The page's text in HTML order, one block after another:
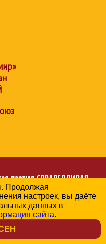
партияСПРАВЕДЛИВАЯ
в Чувашской Республике
персональных данных
Продолжая
настроек, вы даёте
данных в
сайта.